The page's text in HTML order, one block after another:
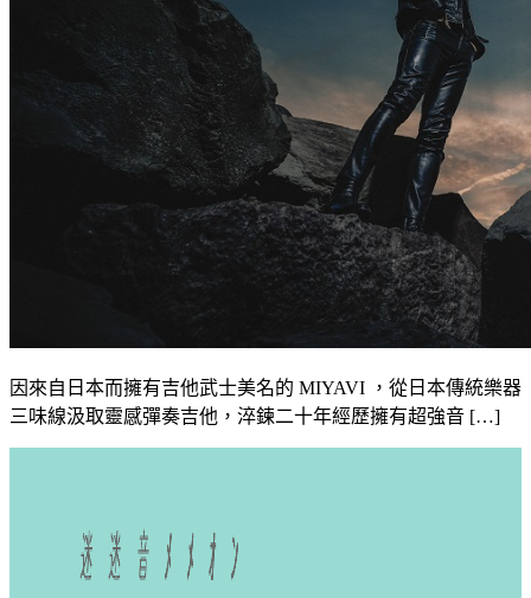
因來自日本而擁有吉他武士美名的 MIYAVI ，從日本傳統樂器
三味線汲取靈感彈奏吉他，淬鍊二十年經歷擁有超強音 […]